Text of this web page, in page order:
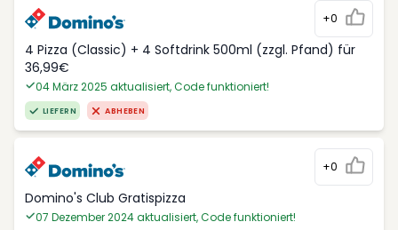
+0
4 Pizza (Classic) + 4 Softdrink 500ml (zzgl. Pfand) für
36,99€
04 März 2025 aktualisiert, Code funktioniert!
LIEFERN ABHEBEN
+0
Domino's Club Gratispizza
07 Dezember 2024 aktualisiert, Code funktioniert!